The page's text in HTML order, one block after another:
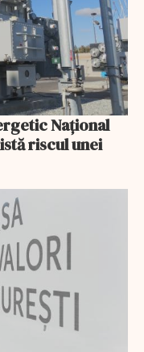
Național
riscul unei